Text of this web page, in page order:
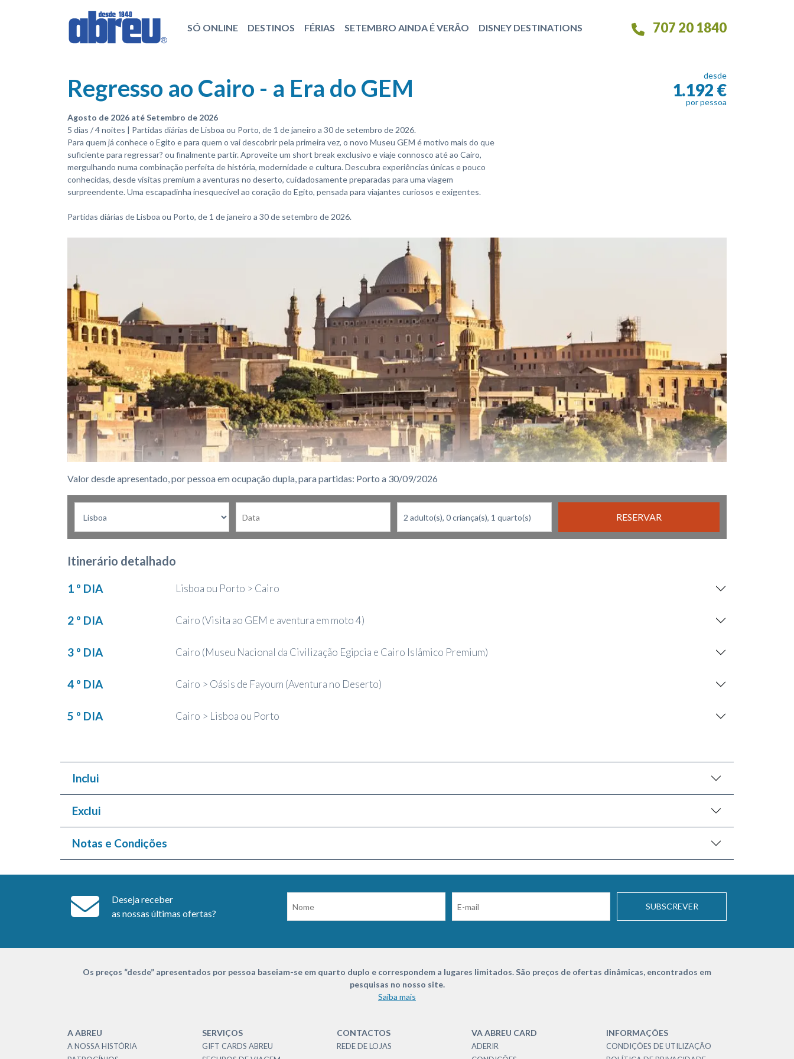
SÓ ONLINE DESTINOS FÉRIAS SETEMBRO AINDA É VERÃO DISNEY DESTINATIONS 707 20 1840
Regresso ao Cairo - a Era do GEM
Agosto de 2026 até Setembro de 2026
5 dias / 4 noites | Partidas diárias de Lisboa ou Porto, de 1 de janeiro a 30 de setembro de 2026.
Para quem já conhece o Egito e para quem o vai descobrir pela primeira vez, o novo Museu GEM é motivo mais do que
suficiente para regressar? ou finalmente partir. Aproveite um short break exclusivo e viaje connosco até ao Cairo,
mergulhando numa combinação perfeita de história, modernidade e cultura. Descubra experiências únicas e pouco
conhecidas, desde visitas premium a aventuras no deserto, cuidadosamente preparadas para uma viagem
surpreendente. Uma escapadinha inesquecível ao coração do Egito, pensada para viajantes curiosos e exigentes.
Partidas diárias de Lisboa ou Porto, de 1 de janeiro a 30 de setembro de 2026.
desde
1.192 €
por pessoa
Valor desde apresentado, por pessoa em ocupação dupla, para partidas: Porto a 30/09/2026
RESERVAR
Itinerário detalhado
1 º DIA Lisboa ou Porto > Cairo
2 º DIA Cairo (Visita ao GEM e aventura em moto 4)
3 º DIA Cairo (Museu Nacional da Civilização Egipcia e Cairo Islâmico Premium)
4 º DIA Cairo > Oásis de Fayoum (Aventura no Deserto)
5 º DIA Cairo > Lisboa ou Porto
Inclui
Exclui
Notas e Condições
Deseja receber
as nossas últimas ofertas?
SUBSCREVER
Os preços “desde” apresentados por pessoa baseiam-se em quarto duplo e correspondem a lugares limitados. São preços de ofertas dinâmicas, encontrados em
pesquisas no nosso site.
Saiba mais
A ABREU
A NOSSA HISTÓRIA
SERVIÇOS
GIFT CARDS ABREU
CONTACTOS
REDE DE LOJAS
VA ABREU CARD
ADERIR
INFORMAÇÕES
CONDIÇÕES DE UTILIZAÇÃO